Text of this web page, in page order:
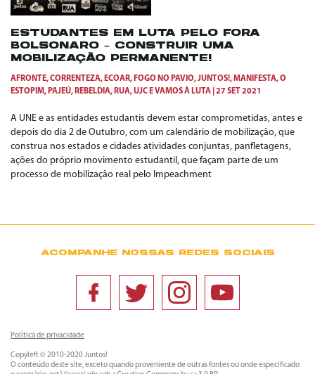
ESTUDANTES EM LUTA PELO FORA
BOLSONARO – CONSTRUIR UMA
MOBILIZAÇÃO PERMANENTE!
AFRONTE,CORRENTEZA, ECOAR, FOGO NO PAVIO,JUNTOS!,MANIFESTA,O
ESTOPIM, PAJEÚ, REBELDIA, RUA,UJC EVAMOS À LUTA 27 SET 2021
A UNE e as entidades estudantis devem estar comprometidas, antes e
depois do dia 2 de Outubro, com um calendário de mobilização, que
construa nos estados e cidades atividades conjuntas, panfletagens,
ações do próprio movimento estudantil, que façam parte de um
processo de mobilização real pelo Impeachment
ACOMPANHE NOSSAS REDES SOCIAIS
Política de privacidade
Copyleft © 2010-2020 Juntos!
O conteúdo deste site, exceto quando proveniente de outras fontes ou onde especificado